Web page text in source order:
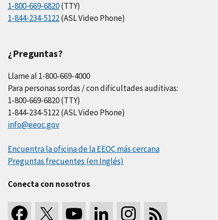
1-800-669-6820(TTY)
1-844-234-5122(ASL Video Phone)
¿Preguntas?
Llame al 1-800-669-4000
Para personas sordas / con dificultades auditivas:
1-800-669-6820 (TTY)
1-844-234-5122 (ASL Video Phone)
info@eeoc.gov
Encuentra la oficina de la EEOC más cercana
Preguntas frecuentes (en Inglés)
Conecta con nosotros